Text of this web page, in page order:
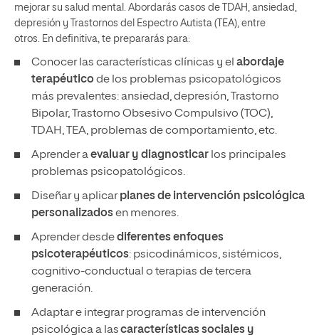
mejorar su salud mental. Abordarás casos de TDAH, ansiedad,
depresión y Trastornos del Espectro Autista (TEA), entre
otros. En definitiva, te prepararás para:
Conocer las características clínicas y el abordaje
terapéuticode los problemas psicopatológicos
más prevalentes: ansiedad, depresión, Trastorno
Bipolar, Trastorno Obsesivo Compulsivo (TOC),
TDAH, TEA, problemas de comportamiento, etc.
Aprender aevaluar y diagnosticar los principales
problemas psicopatológicos.
Diseñar y aplicarplanes de intervención psicológica
personalizadosen menores.
Aprender desdediferentes enfoques
psicoterapéuticos: psicodinámicos, sistémicos,
cognitivo-conductual o terapias de tercera
generación.
Adaptar e integrar programas de intervención
psicológica a lascaracterísticas sociales y